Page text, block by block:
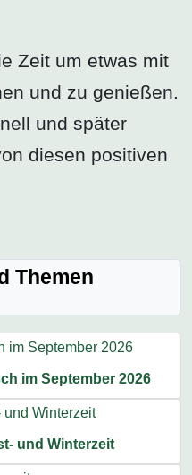
Zeit um etwas mit
und zu genießen.
und später
diesen positiven
Themen
im September 2026
und Winterzeit